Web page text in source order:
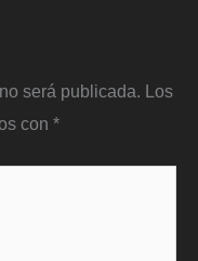
será publicada. Los
con *